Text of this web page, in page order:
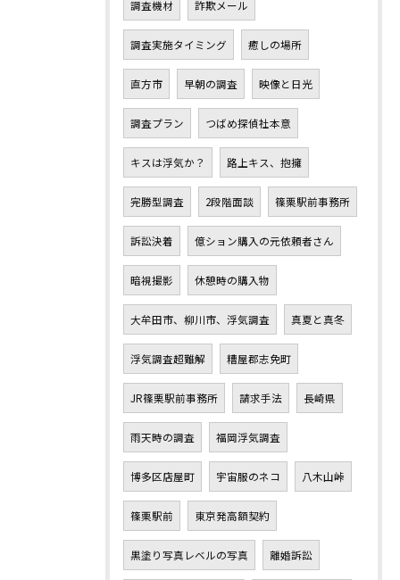
調査機材 詐欺メール
調査実施タイミング 癒しの場所
直方市 早朝の調査 映像と日光
調査プラン つばめ探偵社本意
キスは浮気か？ 路上キス、抱擁
完勝型調査 2段階面談 篠栗駅前事務所
訴訟決着 億ション購入の元依頼者さん
暗視撮影 休憩時の購入物
大牟田市、柳川市、浮気調査 真夏と真冬
浮気調査超難解 糟屋郡志免町
JR篠栗駅前事務所 請求手法 長崎県
雨天時の調査 福岡浮気調査
博多区店屋町 宇宙服のネコ 八木山峠
篠栗駅前 東京発高額契約
黒塗り写真レベルの写真 離婚訴訟